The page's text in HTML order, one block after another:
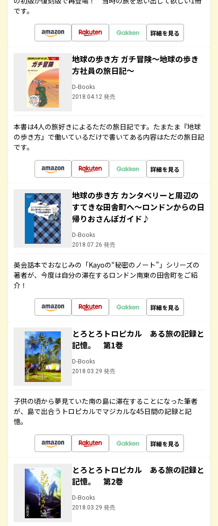
です。
詳細を見る
地球の歩き方 ガチ冒険～地球の歩き
方社員の旅日記～
D-Books
2018.04.12 発売
本書は4人の旅好きによるただの旅日記です。たまたま『地球
の歩き方』で働いているだけで書いてある内容はただの旅日記
です。
詳細を見る
地球の歩き方 カンタベリーと周辺の
すてきな田舎町へ～ロンドンからの日
帰りおさんぽガイド♪
D-Books
2018.07.26 発売
英会話本でおなじみの「Kayoの“秘密のノート”」シリーズの
著者が、今度は自分の滞在するロンドン南東の田舎町をご紹
介！
詳細を見る
とろとろトロピカル ある旅の記録と
記憶。 第1巻
D-Books
2018.03.29 発売
子供の頃から夢見ていた南の島に滞在することになった筆者
が、島で出合うトロピカルでマジカルな45日間の記録と記
憶。
詳細を見る
とろとろトロピカル ある旅の記録と
記憶。 第2巻
D-Books
2018.03.29 発売